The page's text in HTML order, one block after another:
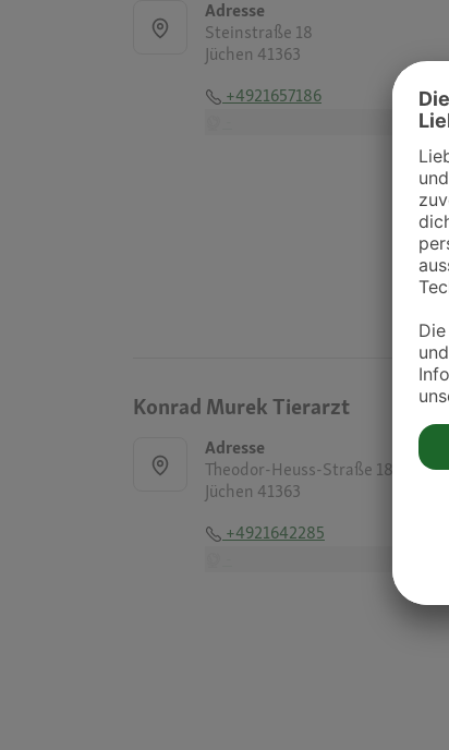
Adresse
Steinstraße 18
Jüchen 41363
+4921657186
Konrad Murek Tierarzt
Adresse
Theodor-Heuss-Straße 18
Jüchen 41363
+4921642285